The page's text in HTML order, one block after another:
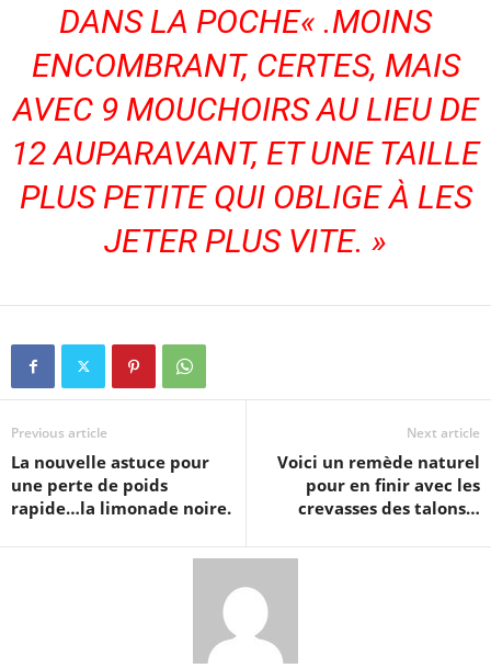
DANS LA POCHE« .MOINS
ENCOMBRANT, CERTES, MAIS
AVEC 9 MOUCHOIRS AU LIEU DE
12 AUPARAVANT, ET UNE TAILLE
PLUS PETITE QUI OBLIGE À LES
JETER PLUS VITE. »
Previous article
La nouvelle astuce pour
une perte de poids
rapide…la limonade noire.
Next article
Voici un remède naturel
pour en finir avec les
crevasses des talons…